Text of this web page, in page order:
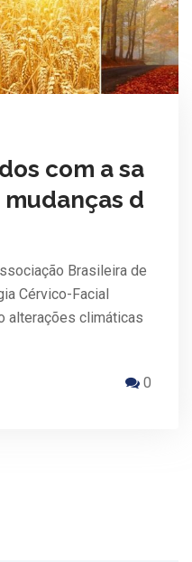
com a sa
d
Brasileira de
Cérvico-Facial
alterações climáticas
0